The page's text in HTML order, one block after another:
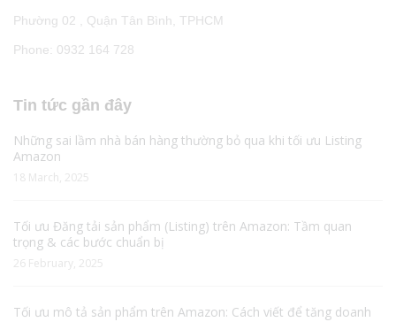
Phường 02 , Quận Tân Bình, TPHCM
Phone: 0932 164 728
Tin tức gần đây
Những sai lầm nhà bán hàng thường bỏ qua khi tối ưu Listing
Amazon
18 March, 2025
Tối ưu Đăng tải sản phẩm (Listing) trên Amazon: Tầm quan
trọng & các bước chuẩn bị
26 February, 2025
Tối ưu mô tả sản phẩm trên Amazon: Cách viết để tăng doanh